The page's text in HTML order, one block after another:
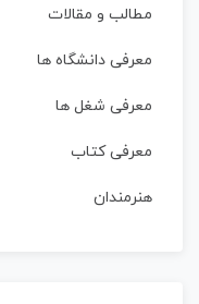
مطالب و مقالات
معرفی دانشگاه ها
معرفی شغل ها
معرفی کتاب
هنرمندان